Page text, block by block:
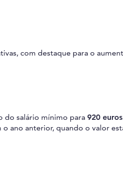
com destaque para o
do salário mínimo para 920 euros
ano anterior, quando o valor